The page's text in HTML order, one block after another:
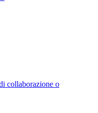
collaborazione o